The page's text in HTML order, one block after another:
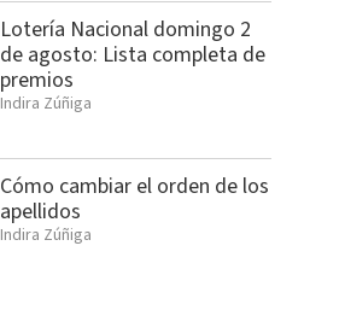
Lotería Nacional domingo 2
de agosto: Lista completa de
premios
Indira Zúñiga
Cómo cambiar el orden de los
apellidos
Indira Zúñiga